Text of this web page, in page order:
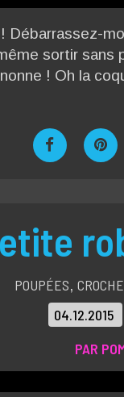
Débarrassez-
sortir sans
! Oh la
POUPÉES,
04.12.2015
PAR